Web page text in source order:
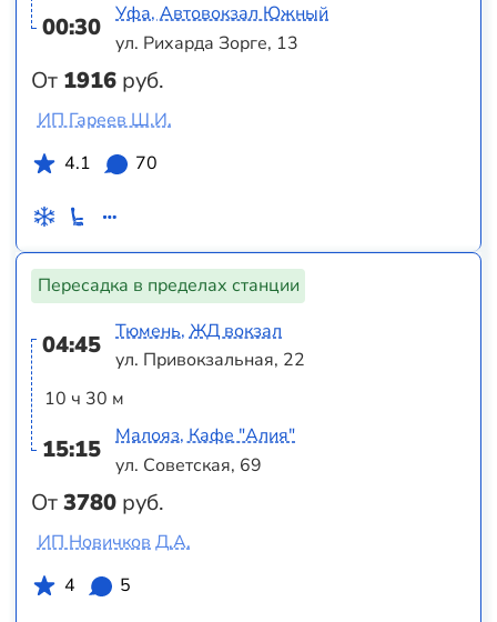
00:30
От 1916 руб.
Уфа, Автовокзал Южный
ул. Рихарда Зорге, 13
ИП Гареев Ш.И.
4.1
70
Пересадка в пределах станции
04:45
10 ч 30 м
15:15
От3780 руб.
Тюмень, ЖД вокзал
ул. Привокзальная, 22
Малояз, Кафе "Алия"
ул. Советская, 69
ИП Новичков Д.А.
4
5